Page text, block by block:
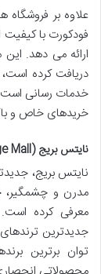
علاوه بر فروشگاه
فودکورت با
ارائه می دهد. این
دریافت کرده
خدمات رسانی است.
خریدهای خاص و
نایتس بریج (Knightsbridge Mall): پاتوق مد و جواهرات
نایتس بریج،
مدرن و چشمگیر،
معرفی کرده
جدیدترین
توان برترین